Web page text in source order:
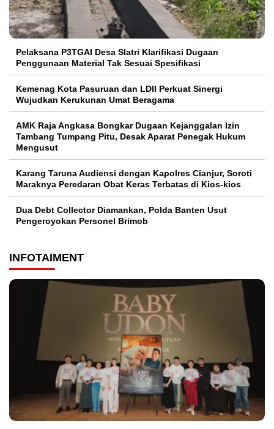
Pelaksana P3TGAI Desa Slatri Klarifikasi Dugaan
Penggunaan Material Tak Sesuai Spesifikasi
Kemenag Kota Pasuruan dan LDII Perkuat Sinergi
Wujudkan Kerukunan Umat Beragama
AMK Raja Angkasa Bongkar Dugaan Kejanggalan Izin
Tambang Tumpang Pitu, Desak Aparat Penegak Hukum
Mengusut
Karang Taruna Audiensi dengan Kapolres Cianjur, Soroti
Maraknya Peredaran Obat Keras Terbatas di Kios-kios
Dua Debt Collector Diamankan, Polda Banten Usut
Pengeroyokan Personel Brimob
INFOTAIMENT